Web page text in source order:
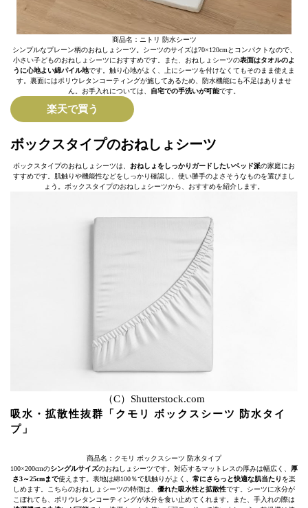
商品名：ニトリ 防水シーツ
シンプルなプレーン柄のおねしょシーツ。シーツのサイズは70×120cmとコンパクトなので、
小さい子どものおねしょシーツにおすすめです。また、おねしょシーツの表面はタオルのよ
うに心地よい綿パイル地です。触り心地がよく、上にシーツを付けなくてもそのまま使えま
す。裏面にはポリウレタンコーティングが施してあるため、防水機能にも不足はありませ
ん。お手入れについては、 自宅での手洗いが可能です。
楽天で買う
ボックスタイプのおねしょシーツ
ボックスタイプのおねしょシーツは、 おねしょをしっかりガードしたいベッド派の家庭にお
すすめです。肌触りや機能性などをしっかり確認し、使い勝手のよさそうなものを選びまし
ょう。ボックスタイプのおねしょシーツから、おすすめを紹介します。
（C）Shutterstock.com
吸水・拡散性抜群「クモリ ボックスシーツ 防水タイ
プ」
商品名：クモリ ボックスシーツ 防水タイプ
100×200cmのシングルサイズのおねしょシーツです。対応するマットレスの厚みは幅広く、 厚
さ3～25cmまで使えます。表地は綿100％で肌触りがよく、 常にさらっと快適な肌当たり を楽
しめます。こちらのおねしょシーツの特徴は、 優れた吸水性と拡散性です。シーツに水分が
こぼれても、ポリウレタンコーティングが水分を食い止めてくれます。また、手入れの際は